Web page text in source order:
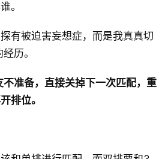
。
有被迫害妄想症，而是我真真切
历。
准备，直接关掉下一次匹配，重
排位。